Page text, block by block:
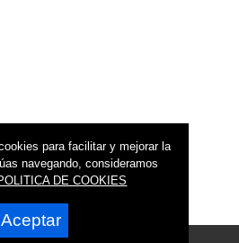
para facilitar y mejorar la
navegando, consideramos
DE COOKIES
Aceptar